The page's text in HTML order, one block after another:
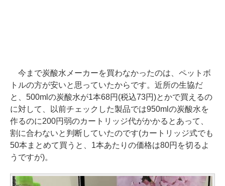
今まで炭酸水メーカーを買わなかったのは、ペットボ
トルの方が安いと思っていたからです。近所の生協だ
と、500mlの炭酸水が1本68円(税込73円)とかで買えるの
に対して、以前チェックした製品では950mlの炭酸水を
作るのに200円弱のカートリッジ代がかかるとあって、
割に合わないと判断していたのです(カートリッジ式でも
50本まとめて買うと、1本あたりの価格は80円を切るよ
うですが)。